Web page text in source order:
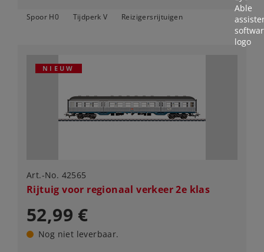
Spoor H0 Tijdperk V Reizigersrijtuigen
NIEUW
Art.-No. 42565
Rijtuig voor regionaal verkeer 2e klas
52,99 €
Nog niet leverbaar.